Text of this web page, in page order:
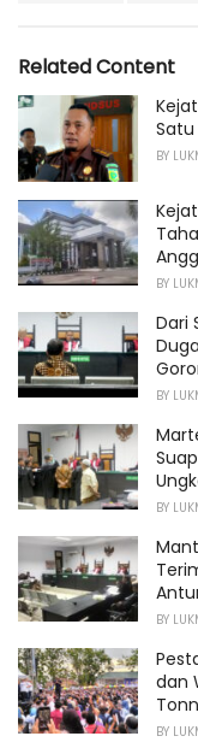
r
i
s
:Related Content
BY
BY
Dari
BY
BY
BY
dan
BY